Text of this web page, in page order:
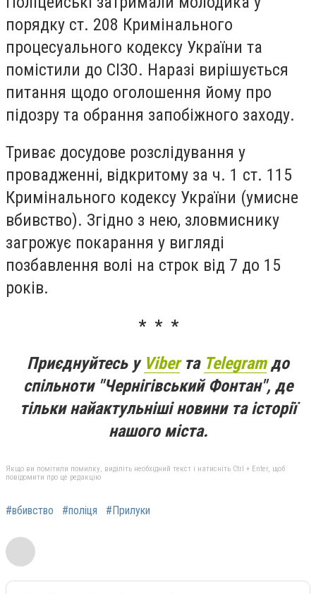
порядку ст. 208 Кримінального
процесуального кодексу України та
помістили до СІЗО. Наразі вирішується
питання щодо оголошення йому про
підозру та обрання запобіжного заходу.
Триває досудове розслідування у
провадженні, відкритому за ч. 1 ст. 115
Кримінального кодексу України (умисне
вбивство). Згідно з нею, зловмиснику
загрожує покарання у вигляді
позбавлення волі на строк від 7 до 15
років.
* * *
Приєднуйтесь у Viberта Telegramдо
спільноти "Чернігівський Фонтан", де
тільки найактульніші новини та історії
нашого міста.
Якщо ви помітили помилку, виділіть необхідний текст і натисніть Ctrl + Enter, щоб
повідомити про це редакцію
#вбивство #поліця #Прилуки